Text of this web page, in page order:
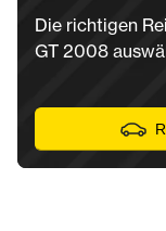
Die richtigen
GT 2008